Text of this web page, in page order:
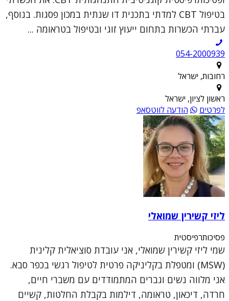
בטיפול CBT למדתי בתכנית דו שנתית במכון פסגות. בנוסף,
עברתי הכשרות בתחום ייעוץ זוגי ובטיפול בטראומה ...
054-2000939
רחובות, ישראל
ראשון לציון, ישראל
לפרטים
הודעה לווטסאפ
ליזי קשירין שמואלי
פסיכותרפיסטית
שמי ליזי קשירין שמואלי, אני עובדת סוציאלית קלינית
(MSW) ומטפלת בקליניקה פרטית לטיפול רגשי בכפר סבא.
אני מלווה נשים וגברים המתמודדים עם משברי חיים,
חרדה, דיכאון, טראומה, דילמות בקבלת החלטות, קשיים